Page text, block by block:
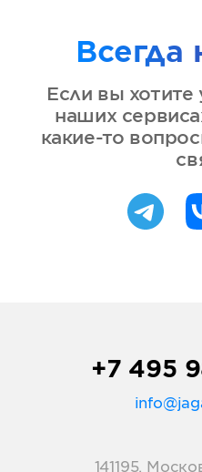
Всегда
Если вы
наших
какие-то
+7 495
141195,